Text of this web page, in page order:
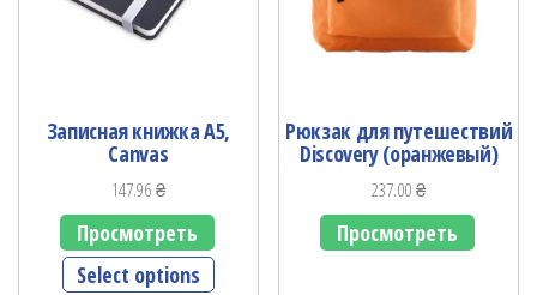
Записная книжка А5,
Canvas
147.96₴
Просмотреть
Select options
Рюкзак для путешествий
Discovery (оранжевый)
237.00₴
Просмотреть